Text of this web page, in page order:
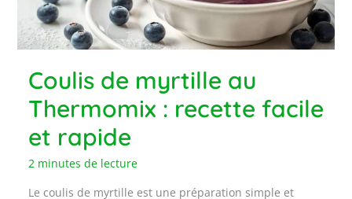
Coulis de myrtille au
Thermomix : recette facile
et rapide
2 minutes de lecture
Le coulis de myrtille est une préparation simple et